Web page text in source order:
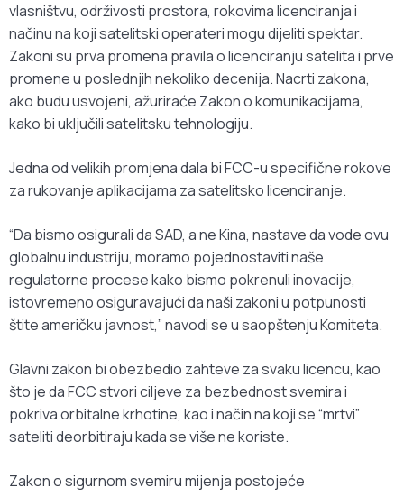
vlasništvu, održivosti prostora, rokovima licenciranja i
načinu na koji satelitski operateri mogu dijeliti spektar.
Zakoni su prva promena pravila o licenciranju satelita i prve
promene u poslednjih nekoliko decenija. Nacrti zakona,
ako budu usvojeni, ažuriraće Zakon o komunikacijama,
kako bi uključili satelitsku tehnologiju.
Jedna od velikih promjena dala bi FCC-u specifične rokove
za rukovanje aplikacijama za satelitsko licenciranje.
“Da bismo osigurali da SAD, a ne Kina, nastave da vode ovu
globalnu industriju, moramo pojednostaviti naše
regulatorne procese kako bismo pokrenuli inovacije,
istovremeno osiguravajući da naši zakoni u potpunosti
štite američku javnost,” navodi se u saopštenju Komiteta.
Glavni zakon bi obezbedio zahteve za svaku licencu, kao
što je da FCC stvori ciljeve za bezbednost svemira i
pokriva orbitalne krhotine, kao i način na koji se “mrtvi”
sateliti deorbitiraju kada se više ne koriste.
Zakon o sigurnom svemiru mijenja postojeće